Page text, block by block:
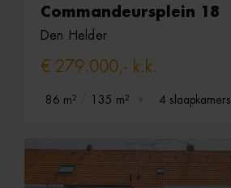
Commandeursplein 18
Den Helder
€ 279.000,- k.k.
86 m² 135 m² 4 slaapkamers